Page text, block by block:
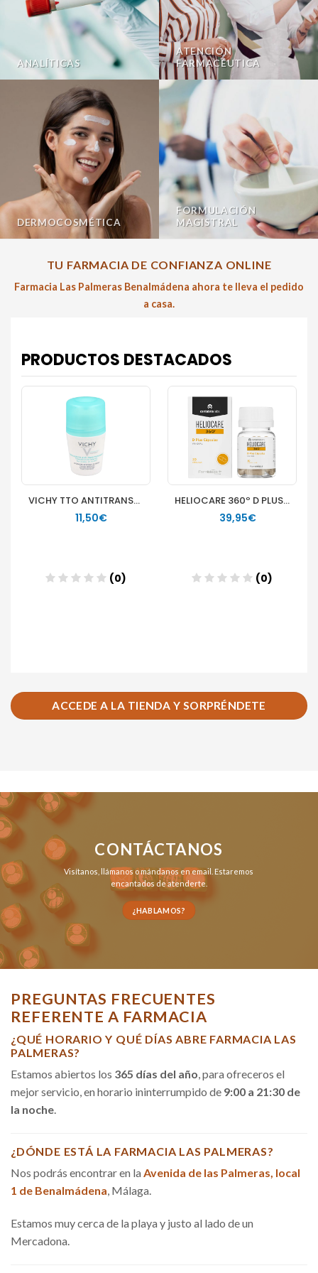
ANALÍTICAS
ATENCIÓN
FARMACÉUTICA
DERMOCOSMÉTICA
FORMULACIÓN
MAGISTRAL
TU FARMACIA DE CONFIANZA ONLINE
Farmacia Las Palmeras Benalmádena ahora te lleva el pedido
a casa.
ACCEDE A LA TIENDA Y SORPRÉNDETE
CONTÁCTANOS
Visítanos, llámanosomándanos en email . Estaremos
encantados de atenderte.
¿HABLAMOS?
PREGUNTAS FRECUENTES
REFERENTE A FARMACIA
¿QUÉ HORARIO Y QUÉ DÍAS ABRE FARMACIA LAS
PALMERAS?
Estamos abiertos los 365 días del año, para ofreceros el
mejor servicio, en horario ininterrumpido de 9:00 a 21:30 de
la noche.
¿DÓNDE ESTÁ LA FARMACIA LAS PALMERAS?
Nos podrás encontrar en la Avenida de las Palmeras, local
1 de Benalmádena, Málaga.
Estamos muy cerca de la playa y justo al lado de un
Mercadona.